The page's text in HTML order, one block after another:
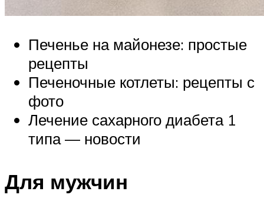
Печенье на майонезе: простые
рецепты
Печеночные котлеты: рецепты с
фото
Лечение сахарного диабета 1
типа — новости
Для мужчин